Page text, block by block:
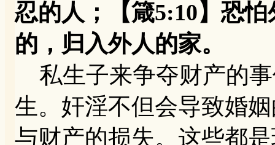
忍的人；【箴5:10】恐
的，归入外人的家。
私生子来争夺财产的
生。奸淫不但会导致婚
与财产的损失。这些都